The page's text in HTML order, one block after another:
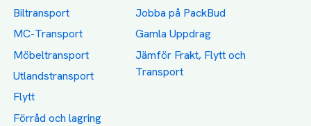
Biltransport
MC-Transport
Möbeltransport
Utlandstransport
Flytt
Förråd och lagring
Jobba på PackBud
Gamla Uppdrag
Jämför Frakt, Flytt och
Transport